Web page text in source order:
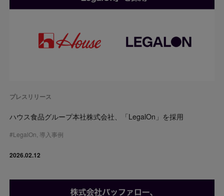
プレスリリース
ハウス食品グループ本社株式会社、「LegalOn」を採用
#LegalOn 導入事例
2026.02.12